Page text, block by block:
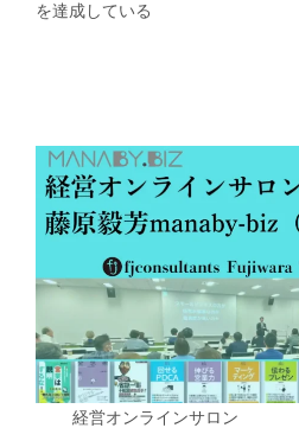
を達成している
経営オンラインサロン